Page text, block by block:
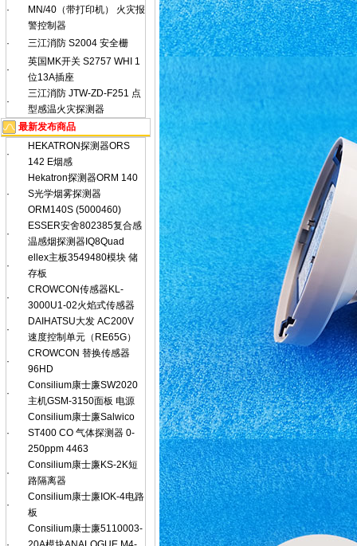
·
MN/40（带打印机） 火灾报
警控制器
·
三江消防 S2004 安全栅
·
英国MK开关 S2757 WHI 1
位13A插座
·
三江消防 JTW-ZD-F251 点
型感温火灾探测器
最新发布商品
·
HEKATRON探测器ORS
142 E烟感
·
Hekatron探测器ORM 140
S光学烟雾探测器
ORM140S (5000460)
·
ESSER安舍802385复合感
温感烟探测器IQ8Quad
·
ellex主板3549480模块 储
存板
·
CROWCON传感器KL-
3000U1-02火焰式传感器
·
DAIHATSU大发 AC200V
速度控制单元（RE65G）
·
CROWCON 替换传感器
96HD
·
Consilium康士廉SW2020
主机GSM-3150面板 电源
·
Consilium康士廉Salwico
ST400 CO 气体探测器 0-
250ppm 4463
·
Consilium康士廉KS-2K短
路隔离器
·
Consilium康士廉IOK-4电路
板
Consilium康士廉5110003-